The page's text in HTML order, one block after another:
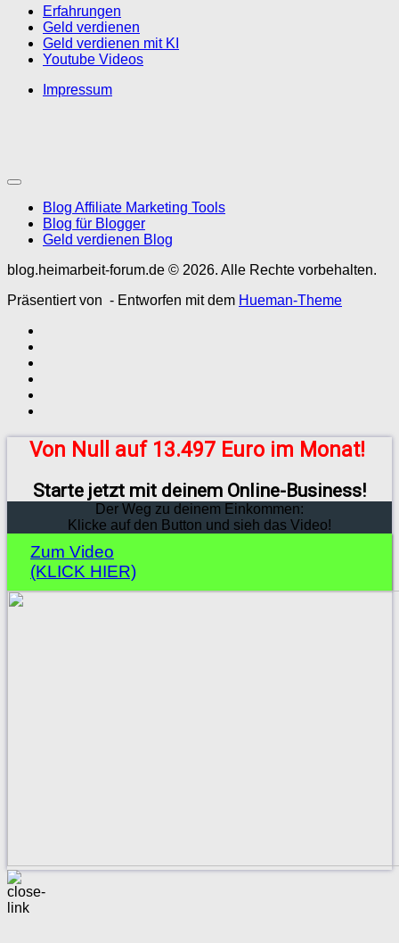
Erfahrungen
Geld verdienen
Geld verdienen mit KI
Youtube Videos
Impressum
Blog Affiliate Marketing Tools
Blog für Blogger
Geld verdienen Blog
blog.heimarbeit-forum.de © 2026. Alle Rechte vorbehalten.
Präsentiert von - Entworfen mit dem Hueman-Theme
Von Null auf 13.497 Euro im Monat!
Starte jetzt mit deinem Online-Business!
Der Weg zu deinem Einkommen:
Klicke auf den Button und sieh das Video!
Zum Video
(KLICK HIER)